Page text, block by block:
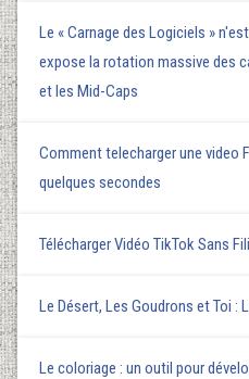
Le « Carnage des Logiciels »
expose la rotation massive des
et les Mid-Caps
Comment telecharger une video
quelques secondes
Télécharger Vidéo TikTok Sans
Le Désert, Les Goudrons et Toi :
Le coloriage : un outil pour